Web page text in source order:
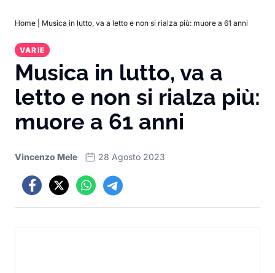
Home Musica in lutto, va a letto e non si rialza più: muore a 61 anni
VARIE
Musica in lutto, va a
letto e non si rialza più:
muore a 61 anni
Vincenzo Mele 28 Agosto 2023